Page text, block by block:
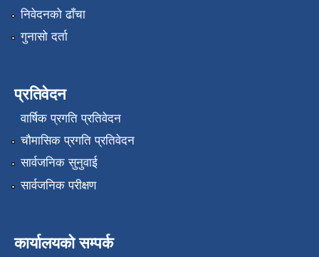
निवेदनको ढाँचा
गुनासो दर्ता
प्रतिवेदन
वार्षिक प्रगति प्रतिवेदन
चौमासिक प्रगति प्रतिवेदन
सार्वजनिक सुनुवाई
सार्वजनिक परीक्षण
कार्यालयको सम्पर्क